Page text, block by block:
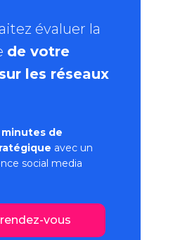
évaluer la
de votre
les réseaux
de
avec un
social media
vous